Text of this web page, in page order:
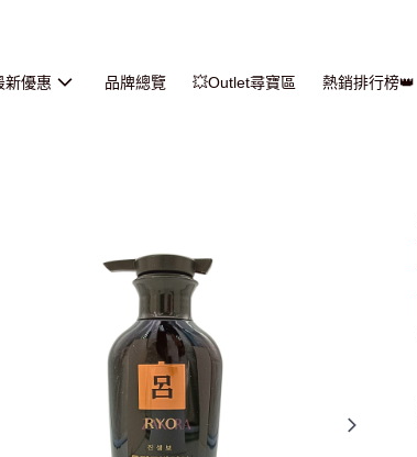
新優惠 品牌總覽 💥Outlet尋寶區 熱銷排行榜👑